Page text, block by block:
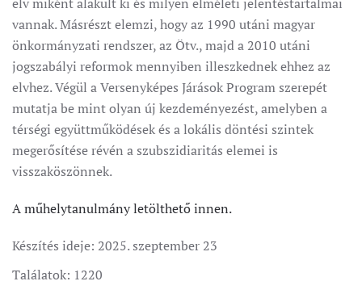
vannak. Másrészt elemzi, hogy az 1990 utáni magyar
önkormányzati rendszer, az Ötv., majd a 2010 utáni
jogszabályi reformok mennyiben illeszkednek ehhez az
elvhez. Végül a Versenyképes Járások Program szerepét
mutatja be mint olyan új kezdeményezést, amelyben a
térségi együttműködések és a lokális döntési szintek
megerősítése révén a szubszidiaritás elemei is
visszaköszönnek.
A műhelytanulmány letölthető innen.
Készítés ideje: 2025. szeptember 23
Találatok: 1220